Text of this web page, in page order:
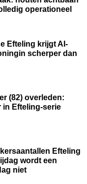
operationeel
Efteling krijgt AI-
scherper dan
(82) overleden:
in Efteling-serie
Efteling
wordt een
niet